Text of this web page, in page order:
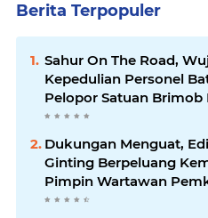
Berita Terpopuler
Sahur On The Road,
Kepedulian Personel
Pelopor Satuan Brimob
Sumut di Dini Hari
Dukungan Menguat,
Ginting Berpeluang
Pimpin Wartawan
Medan